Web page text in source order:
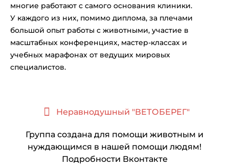
многие работают с самого основания клиники.
У каждого из них, помимо диплома, за плечами
большой опыт работы с животными, участие в
масштабных конференциях, мастер-классах и
учебных марафонах от ведущих мировых
специалистов.
Неравнодушный "ВЕТОБЕРЕГ"
Группа создана для помощи животным и
нуждающимся в нашей помощи людям!
Подробности Вконтакте